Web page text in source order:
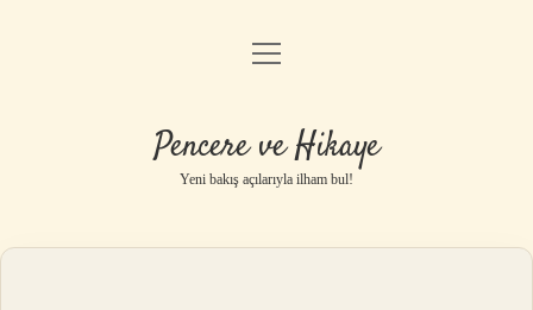
Anasayfa
Yasal Uyarı
menüyü
Pencere ve Hikaye
Yeni bakış açılarıyla ilham bul!